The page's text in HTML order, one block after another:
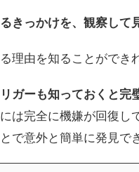
きっかけを、観察して
理由を知ることができ
ガーも知っておくと完
は完全に機嫌が回復
で意外と簡単に発見で